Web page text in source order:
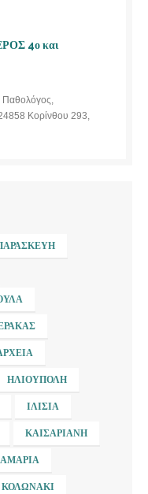
4ο και
Παθολόγος,
Κορίνθου 293,
ΗΛΙΟΎΠΟΛΗ
ΙΛΊΣΙΑ
ΚΑΙΣΑΡΙΑΝΉ
ΚΟΛΩΝΆΚΙ